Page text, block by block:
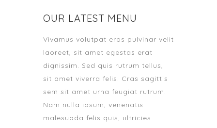
OUR LATEST MENU
Vivamus volutpat eros pulvinar velit
laoreet, sit amet egestas erat
dignissim. Sed quis rutrum tellus,
sit amet viverra felis. Cras sagittis
sem sit amet urna feugiat rutrum.
Nam nulla ipsum, venenatis
malesuada felis quis, ultricies